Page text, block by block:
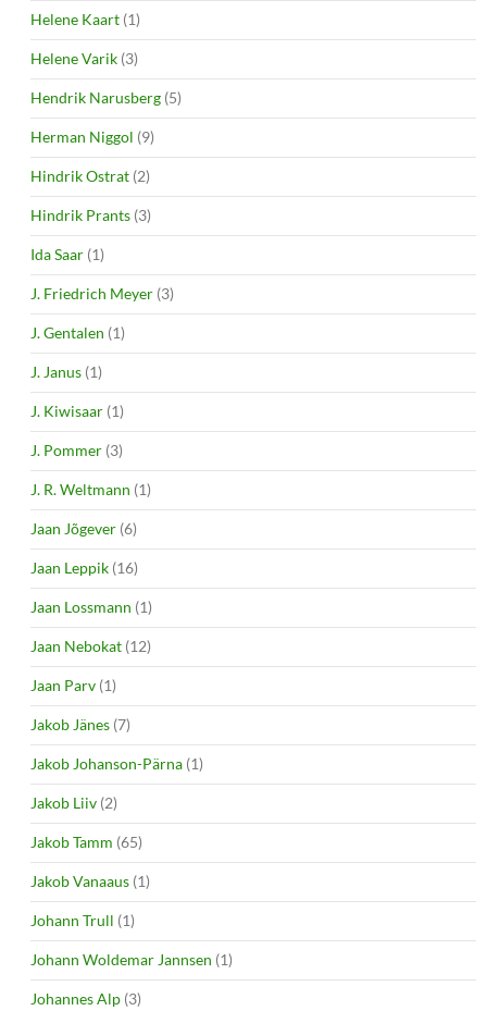
Helene Kaart (1)
Helene Varik (3)
Hendrik Narusberg (5)
Herman Niggol (9)
Hindrik Ostrat (2)
Hindrik Prants (3)
Ida Saar (1)
J. Friedrich Meyer (3)
J. Gentalen (1)
J. Janus (1)
J. Kiwisaar (1)
J. Pommer (3)
J. R. Weltmann (1)
Jaan Jõgever (6)
Jaan Leppik (16)
Jaan Lossmann (1)
Jaan Nebokat (12)
Jaan Parv (1)
Jakob Jänes (7)
Jakob Johanson-Pärna (1)
Jakob Liiv (2)
Jakob Tamm (65)
Jakob Vanaaus (1)
Johann Trull (1)
Johann Woldemar Jannsen (1)
Johannes Alp (3)